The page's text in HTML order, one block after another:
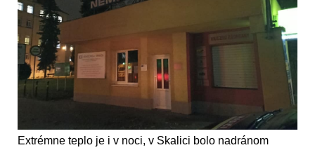
Extrémne teplo je i v noci, v Skalici bolo nadránom